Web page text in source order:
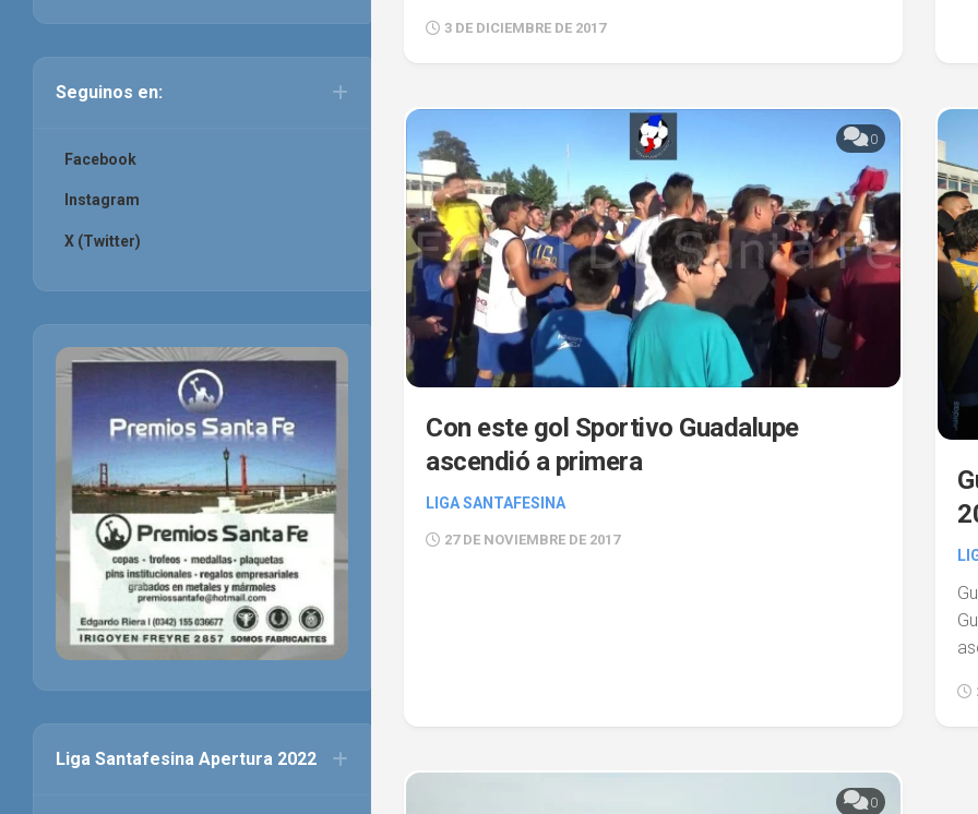
3 DE DICIEMBRE DE 2017
0
Con este gol Sportivo Guadalupe
ascendió a primera
LIGA SANTAFESINA
27 DE NOVIEMBRE DE 2017
0
Seguinos en:
Facebook
Instagram
X (Twitter)
Liga Santafesina Apertura 2022